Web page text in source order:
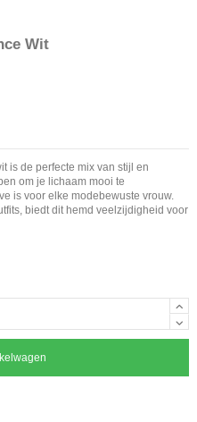
Wit
is de perfecte mix van stijl en
om je lichaam mooi te
is voor elke modebewuste vrouw.
biedt dit hemd veelzijdigheid voor